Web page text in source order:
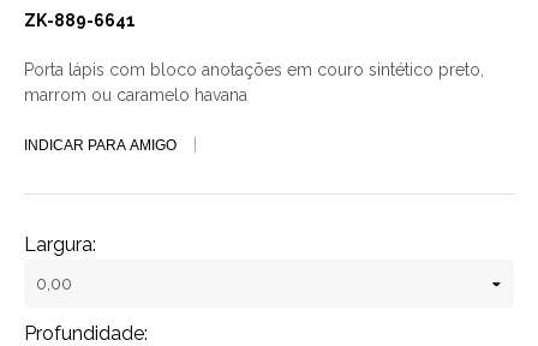
ZK-889-6641
Porta lápis com bloco anotações em couro sintético preto,
marrom ou caramelo havana
INDICAR PARA AMIGO
Largura:
Profundidade: